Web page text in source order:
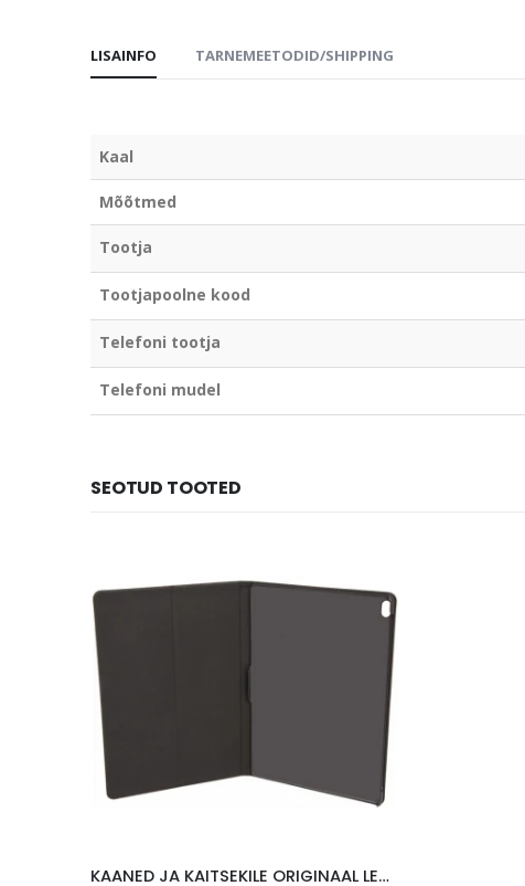
LISAINFO TARNEMEETODID/SHIPPING
Kaal
Mõõtmed
Tootja
Tootjapoolne kood
Telefoni tootja
Telefoni mudel
SEOTUD TOOTED
KAANED JA KAITSEKILE ORIGINAAL LENOVO P10, MUST